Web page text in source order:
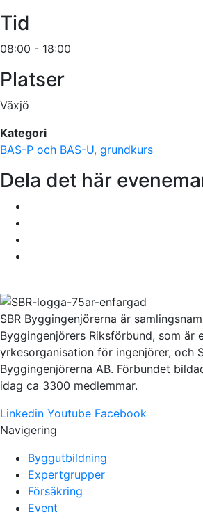
Tid
08:00 - 18:00
Platser
Växjö
Kategori
BAS-P och BAS-U, grundkurs
Dela det här
SBR Byggingenjörerna är
Byggingenjörers Riksförbund, som är
yrkesorganisation för ingenjörer, och
Byggingenjörerna AB. Förbundet
idag ca 3300 medlemmar.
Linkedin Youtube Facebook
Navigering
Byggutbildning
Expertgrupper
Försäkring
Event